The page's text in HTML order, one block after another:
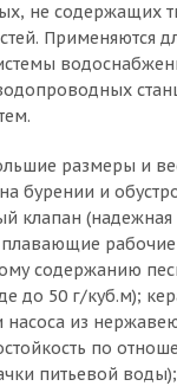
не содержащих
Применяются
размеры и
бурении и
клапан (надежная
рабочие
содержанию
до 50 г/куб.м);
из
по
питьевой